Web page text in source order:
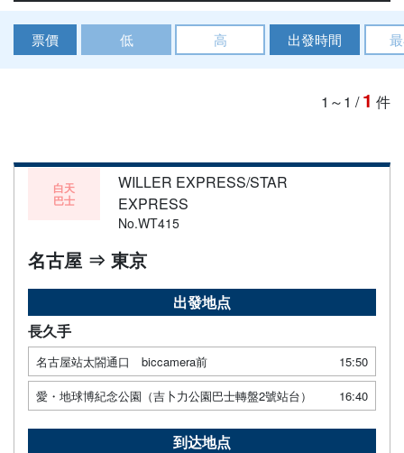
票價 低 高 出發時間
1～1 /1 件
白天
巴士
WILLER EXPRESS/STAR
EXPRESS
No.WT415
名古屋 ⇒ 東京
出發地点
長久手
名古屋站太閤通口 biccamera前
15:50
愛・地球博紀念公園（吉卜力公園巴士轉盤2號站台）
16:40
到达地点